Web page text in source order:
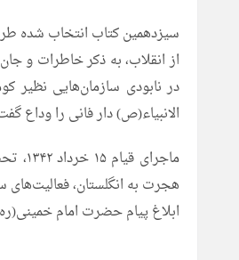
سیزدهمین کتاب انتخاب شده
از انقلاب، به ذکر خاطرات و
الانبیاء(ص) دار فانی را وداع
هجرت به انگلستان،
ابلاغ پیام‏ حضرت امام